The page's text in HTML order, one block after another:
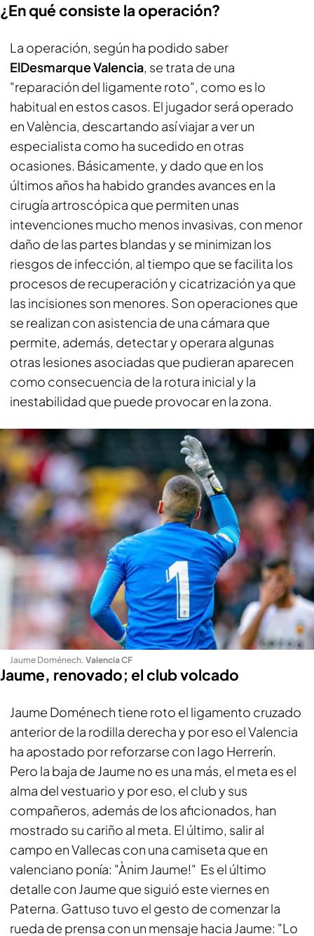
¿En qué consiste la operación?
La operación, según ha podido saber
ElDesmarque Valencia, se trata de una
"reparación del ligamente roto", como es lo
habitual en estos casos. El jugador será operado
en València, descartando así viajar a ver un
especialista como ha sucedido en otras
ocasiones. Básicamente, y dado que en los
últimos años ha habido grandes avances en la
cirugía artroscópica que permiten unas
intevenciones mucho menos invasivas, con menor
daño de las partes blandas y se minimizan los
riesgos de infección, al tiempo que se facilita los
procesos de recuperación y cicatrización ya que
las incisiones son menores. Son operaciones que
se realizan con asistencia de una cámara que
permite, además, detectar y operara algunas
otras lesiones asociadas que pudieran aparecen
como consecuencia de la rotura inicial y la
inestabilidad que puede provocar en la zona.
Jaume Doménech. Valencia CF
Jaume, renovado; el club volcado
Jaume Doménech tiene roto el ligamento cruzado
anterior de la rodilla derecha y por eso el Valencia
ha apostado por reforzarse con Iago Herrerín.
Pero la baja de Jaume no es una más, el meta es el
alma del vestuario y por eso, el club y sus
compañeros, además de los aficionados, han
mostrado su cariño al meta. El último, salir al
campo en Vallecas con una camiseta que en
valenciano ponía: "Ànim Jaume!" Es el último
detalle con Jaume que siguió este viernes en
Paterna. Gattuso tuvo el gesto de comenzar la
rueda de prensa con un mensaje hacia Jaume: "Lo